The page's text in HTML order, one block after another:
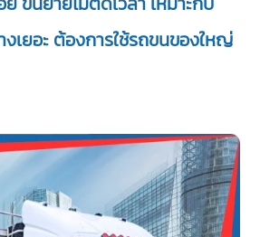
เยอะ ต้องการใช้รถขนของใหญ่